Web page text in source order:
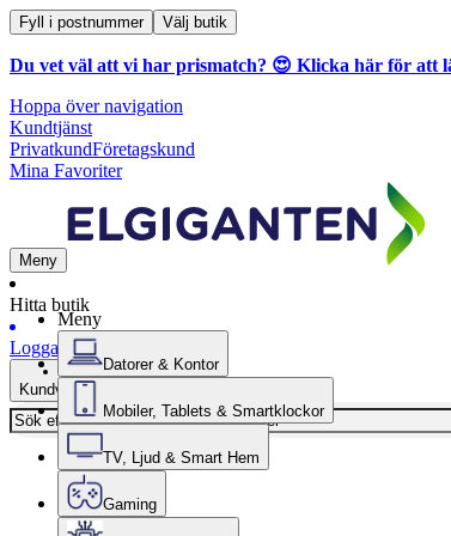
Fyll i postnummer Välj butik
Du vet väl att vi har prismatch? 😍 Klicka här för att
Hoppa över navigation
Kundtjänst
PrivatkundFöretagskund
Mina Favoriter
Meny
Hitta butik
Logga in
Kundvagn
Meny
Datorer & Kontor
Mobiler, Tablets & Smartklockor
TV, Ljud & Smart Hem
Gaming